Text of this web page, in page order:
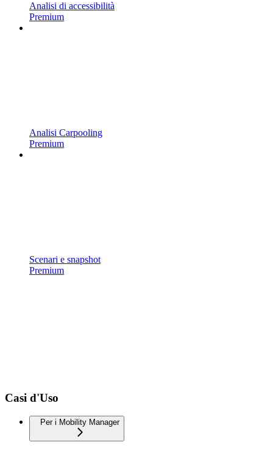
Analisi di accessibilità
Premium
Analisi Carpooling
Premium
Scenari e snapshot
Premium
Casi d'Uso
Per i Mobility Manager